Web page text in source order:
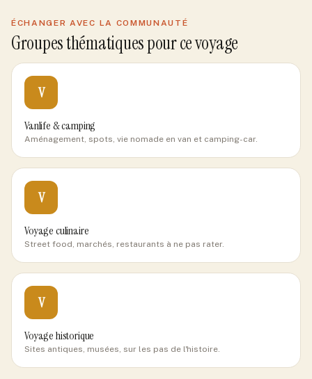
ÉCHANGER AVEC LA COMMUNAUTÉ
Groupes thématiques pour ce voyage
V
Vanlife & camping
Aménagement, spots, vie nomade en van et camping-car.
V
Voyage culinaire
Street food, marchés, restaurants à ne pas rater.
V
Voyage historique
Sites antiques, musées, sur les pas de l'histoire.